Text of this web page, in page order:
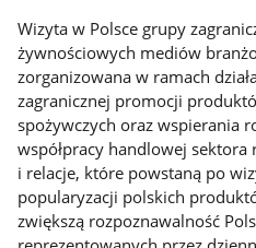
Wizyta w Polsce grupy
żywnościowych mediów
zorganizowana w ramach
zagranicznej promocji
spożywczych oraz wspierania
współpracy handlowej sektora
i relacje, które powstaną po
popularyzacji polskich
zwiększą rozpoznawalność